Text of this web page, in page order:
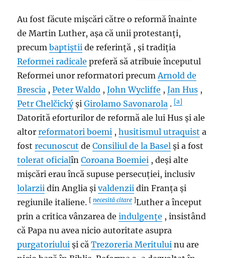
Au fost făcute mișcări către o reformă înainte
de Martin Luther, așa că unii protestanți,
precumbaptiștii de referință , și tradiția
Reformei radicale preferă să atribuie începutul
Reformei unor reformatori precum Arnold de
Brescia ,Peter Waldo ,John Wycliffe ,Jan Hus ,
Petr ChelčickýșiGirolamo Savonarola .[a]
Datorită eforturilor de reformă ale lui Hus și ale
altorreformatori boemi ,husitismulutraquist a
fostrecunoscut deConsiliul de la Basel și a fost
tolerat oficialînCoroana Boemiei , deși alte
mișcări erau încă supuse persecuției, inclusiv
lolarzii din Anglia șivaldenzii din Franța și
regiunile italiene. [necesită citare ]Luther a început
prin a critica vânzarea deindulgențe , insistând
că Papa nu avea nicio autoritate asupra
purgatoriului și căTrezoreria Meritului nu are